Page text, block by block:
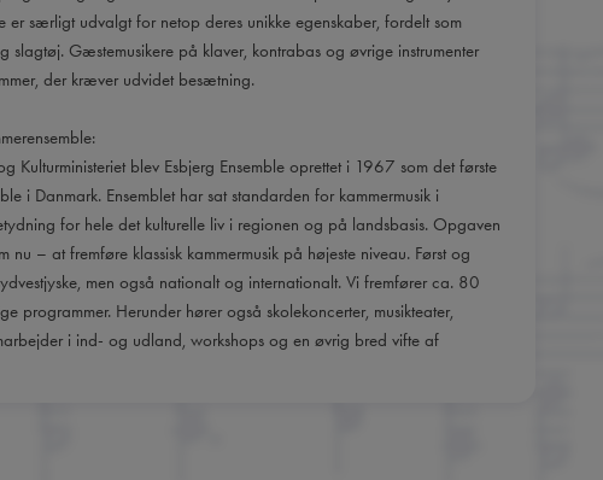
er særligt udvalgt for netop deres unikke egenskaber, fordelt som
slagtøj. Gæstemusikere på klaver, kontrabas og øvrige instrumenter
der kræver udvidet besætning.
Kulturministeriet blev Esbjerg Ensemble oprettet i 1967 som det første
i Danmark. Ensemblet har sat standarden for kammermusik i
for hele det kulturelle liv i regionen og på landsbasis. Opgaven
nu – at fremføre klassisk kammermusik på højeste niveau. Først og
men også nationalt og internationalt. Vi fremfører ca. 80
programmer. Herunder hører også skolekoncerter, musikteater,
i ind- og udland, workshops og en øvrig bred vifte af